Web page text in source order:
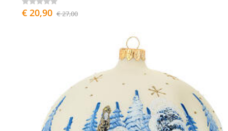
€ 20,90 € 27,00